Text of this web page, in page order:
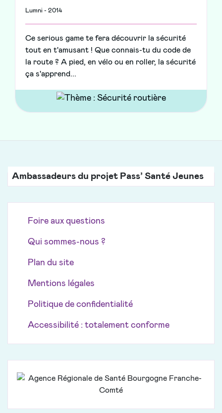
Lumni - 2014
Ce serious game te fera découvrir la sécurité
tout en t'amusant ! Que connais-tu du code de
la route ? A pied, en vélo ou en roller, la sécurité
ça s'apprend...
Ambassadeurs du projet Pass’ Santé Jeunes
Foire aux questions
Qui sommes-nous ?
Plan du site
Mentions légales
Politique de confidentialité
Accessibilité : totalement conforme